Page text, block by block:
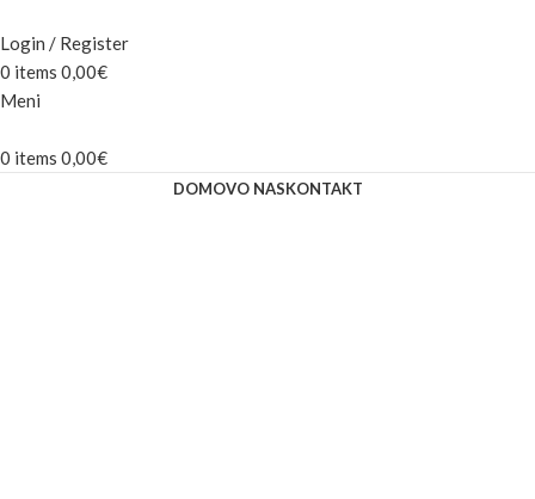
Login / Register
0 items 0,00€
Meni
0 items 0,00€
DOMOVO NASKONTAKT